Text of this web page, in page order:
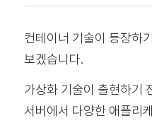
컨테이너 기술이 등장하
보겠습니다.
가상화 기술이 출현하기
서버에서 다양한 애플리